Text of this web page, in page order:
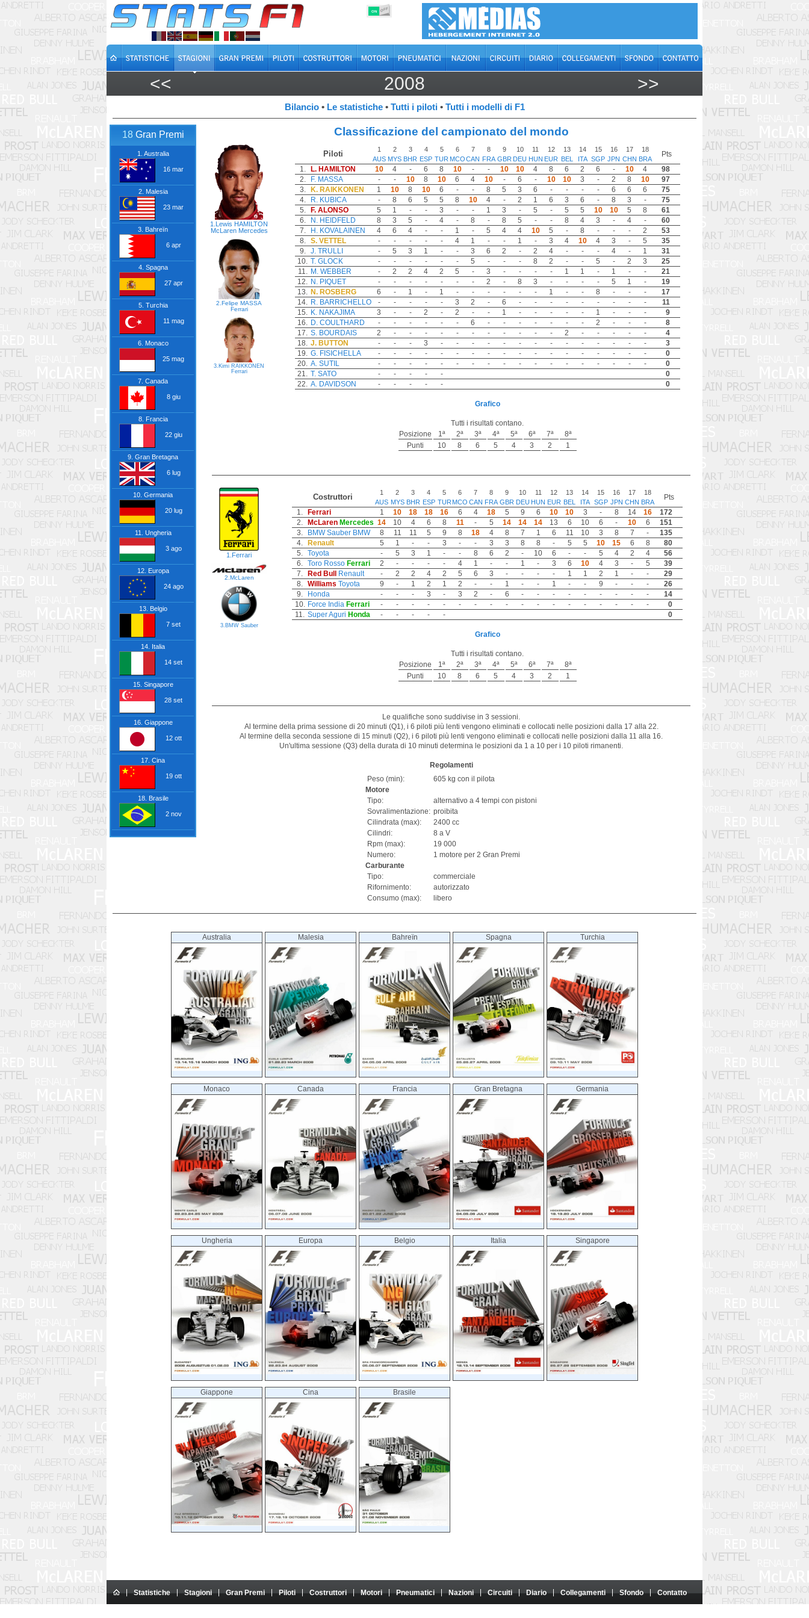
ON OFF
<< 2008 >>
Bilancio• Le statistiche• Tutti i piloti• Tutti i modelli di F1
18Gran Premi
1. Australia
16 mar
2. Malesia
23 mar
3. Bahreïn
6 apr
4. Spagna
27 apr
5. Turchia
11 mag
6. Monaco
25 mag
7. Canada
8 giu
8. Francia
22 giu
9. Gran Bretagna
6 lug
10. Germania
20 lug
11. Ungheria
3 ago
12. Europa
24 ago
13. Belgio
7 set
14. Italia
14 set
15. Singapore
28 set
16. Giappone
12 ott
17. Cina
19 ott
18. Brasile
2 nov
Classificazione del campionato del mondo
1.Lewis HAMILTON
McLaren Mercedes
2.Felipe MASSA
Ferrari
3.Kimi RAIKKONEN
Ferrari
Piloti
1
AUS
2
MYS
3
BHR
4
ESP
5
TUR
6
MCO
7
CAN
8
FRA
9
GBR
10
DEU
11
HUN
12
EUR
13
BEL
14
ITA
15
SGP
16
JPN
17
CHN
18
BRA
Pts
1.
L. HAMILTON 10 4 - 6 8 10 - - 10 10 4 8 6 2 6 - 10 4
98
2.
F. MASSA - - 10 8 10 6 4 10 - 6 - 10 10 3 - 2 8 10
97
3.
K. RAIKKONEN 1 10 8 10 6 - - 8 5 3 6 - - - - 6 6 6
75
4.
R. KUBICA - 8 6 5 5 8 10 4 - 2 1 6 3 6 - 8 3 -
75
5.
F. ALONSO 5 1 - - 3 - - 1 3 - 5 - 5 5 10 10 5 8
61
6.
N. HEIDFELD 8 3 5 - 4 - 8 - 8 5 - - 8 4 3 - 4 -
60
7.
H. KOVALAINEN 4 6 4 - - 1 - 5 4 4 10 5 - 8 - - - 2
53
8.
S. VETTEL - - - - - 4 1 - - 1 - 3 4 10 4 3 - 5
35
9.
J. TRULLI - 5 3 1 - - 3 6 2 - 2 4 - - - 4 - 1
31
10. T. GLOCK - - - - - - 5 - - - 8 2 - - 5 - 2 3
25
11. M. WEBBER - 2 2 4 2 5 - 3 - - - - 1 1 - 1 - -
21
12. N. PIQUET - - - - - - - 2 - 8 3 - - - - 5 1 -
19
13. N. ROSBERG 6 - 1 - 1 - - - - - - 1 - - 8 - - -
17
14. R. BARRICHELLO - - - - - 3 2 - 6 - - - - - - - - -
11
15. K. NAKAJIMA 3 - - 2 - 2 - - 1 - - - - - 1 - - -
9
16. D. COULTHARD - - - - - - 6 - - - - - - - 2 - - -
8
17. S. BOURDAIS 2 - - - - - - - - - - - 2 - - - - -
4
18. J. BUTTON - - - 3 - - - - - - - - - - - - - -
3
19. G. FISICHELLA - - - - - - - - - - - - - - - - - -
0
20. A. SUTIL - - - - - - - - - - - - - - - - - -
0
21. T. SATO - - - - -
0
22. A. DAVIDSON - - - - - 0
Grafico
Tutti i risultati contano.
Posizione
1ª 2ª 3ª 4ª 5ª 6ª 7ª
8ª
Punti
10 8 6 5 4 3 2 1
1.Ferrari
2.McLaren
3.BMW Sauber
Costruttori
1
AUS
2
MYS
3
BHR
4
ESP
5
TUR
6
MCO
7
CAN
8
FRA
9
GBR
10
DEU
11
HUN
12
EUR
13
BEL
14
ITA
15
SGP
16
JPN
17
CHN
18
BRA
Pts
1.
Ferrari 1 10 18 18 16 6 4 18 5 9 6 10 10 3 - 8 14 16
172
2.
McLaren Mercedes 14 10 4 6 8 11 - 5 14 14 14 13 6 10 6 - 10 6
151
3.
BMW Sauber BMW 8 11 11 5 9 8 18 4 8 7 1 6 11 10 3 8 7 -
135
4.
Renault 5 1 - - 3 - - 3 3 8 8 - 5 5 10 15 6 8
80
5. Toyota - 5 3 1 - - 8 6 2 - 10 6 - - 5 4 2 4
56
6. Toro Rosso Ferrari 2 - - - - 4 1 - - 1 - 3 6 10 4 3 - 5
39
7.
Red Bull Renault - 2 2 4 2 5 6 3 - - - - 1 1 2 1 - -
29
8. Williams Toyota 9 - 1 2 1 2 - - 1 - - 1 - - 9 - - -
26
9.
Honda - - - 3 - 3 2 - 6 - - - - - - - - -
14
10. Force India Ferrari - - - - - - - - - - - - - - - - - -
0
11. Super Aguri Honda - - - - - 0
Grafico
Tutti i risultati contano.
Posizione
1ª 2ª 3ª 4ª 5ª 6ª 7ª
8ª
Punti
10 8 6 5 4 3 2 1
Le qualifiche sono suddivise in 3 sessioni.
Al termine della prima sessione di 20 minuti (Q1), i 6 piloti più lenti vengono eliminati e collocati nelle posizioni dalla 17 alla 22.
Al termine della seconda sessione di 15 minuti (Q2), i 6 piloti più lenti vengono eliminati e collocati nelle posizioni dalla 11 alla 16.
Un'ultima sessione (Q3) della durata di 10 minuti determina le posizioni da 1 a 10 per i 10 piloti rimanenti.
Regolamenti
Peso (min):
605 kg con il pilota
Motore
Tipo:
alternativo a 4 tempi con pistoni
Sovralimentazione: proibita
Cilindrata (max):
2400 cc
Cilindri:
8 a V
Rpm (max):
19 000
Numero:
1 motore per 2 Gran Premi
Carburante
Tipo:
commerciale
Rifornimento:
autorizzato
Consumo (max):
libero
Australia Malesia Bahreïn Spagna Turchia
Monaco Canada Francia Gran Bretagna Germania
Ungheria Europa Belgio Italia Singapore
Giappone Cina Brasile
Statistiche Stagioni Gran Premi Piloti Costruttori Motori Pneumatici Nazioni Circuiti Diario Collegamenti Sfondo Contatto